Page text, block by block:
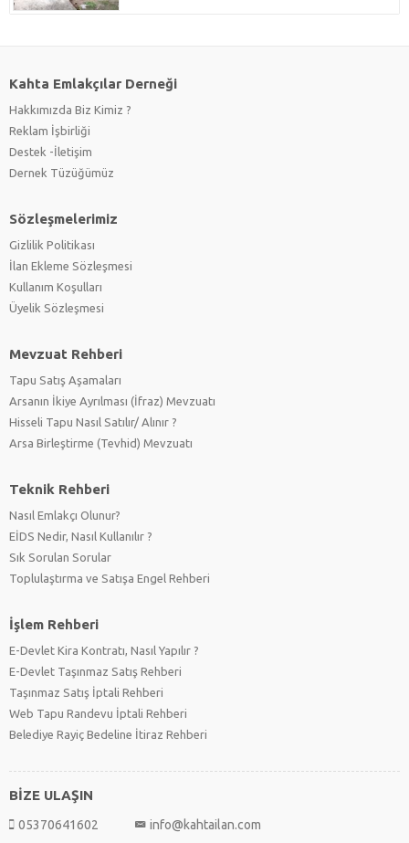
Kahta Emlakçılar Derneği
Hakkımızda Biz Kimiz ?
Reklam İşbirliği
Destek -İletişim
Dernek Tüzüğümüz
Sözleşmelerimiz
Gizlilik Politikası
İlan Ekleme Sözleşmesi
Kullanım Koşulları
Üyelik Sözleşmesi
Mevzuat Rehberi
Tapu Satış Aşamaları
Arsanın İkiye Ayrılması (İfraz) Mevzuatı
Hisseli Tapu Nasıl Satılır/ Alınır ?
Arsa Birleştirme (Tevhid) Mevzuatı
Teknik Rehberi
Nasıl Emlakçı Olunur?
EİDS Nedir, Nasıl Kullanılır ?
Sık Sorulan Sorular
Toplulaştırma ve Satışa Engel Rehberi
İşlem Rehberi
E-Devlet Kira Kontratı, Nasıl Yapılır ?
E-Devlet Taşınmaz Satış Rehberi
Taşınmaz Satış İptali Rehberi
Web Tapu Randevu İptali Rehberi
Belediye Rayiç Bedeline İtiraz Rehberi
BİZE ULAŞIN
05370641602 info@kahtailan.com